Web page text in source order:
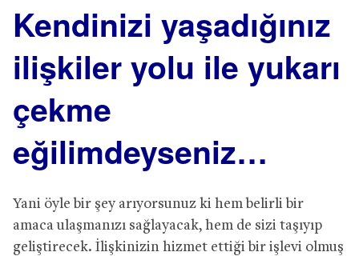
Kendinizi yaşadığınız
ilişkiler yolu ile yukarı
çekme
eğilimdeyseniz…
Yani öyle bir şey arıyorsunuz ki hem belirli bir
amaca ulaşmanızı sağlayacak, hem de sizi taşıyıp
geliştirecek. İlişkinizin hizmet ettiği bir işlevi olmuş